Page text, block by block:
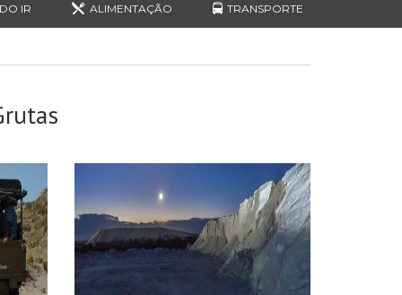
IR ALIMENTAÇÃO TRANSPORTE